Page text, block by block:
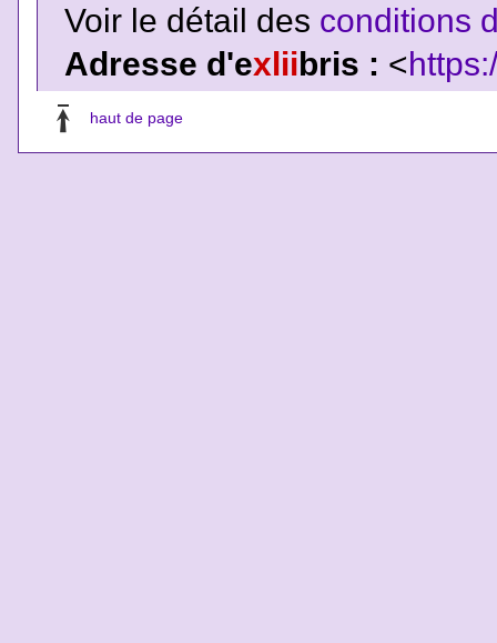
Voir le détail des conditions
Adresse d'exlii bris : <
haut de page